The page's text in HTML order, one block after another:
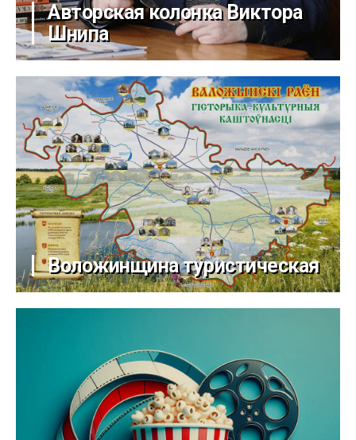
Авторская колонка Виктора
Шнипа
Воложинщина туристическая